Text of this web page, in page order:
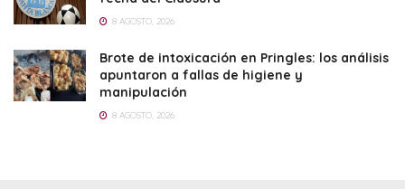
8 AGOSTO, 2026
Brote de intoxicación en Pringles: los análisis
apuntaron a fallas de higiene y
manipulación
8 AGOSTO, 2026